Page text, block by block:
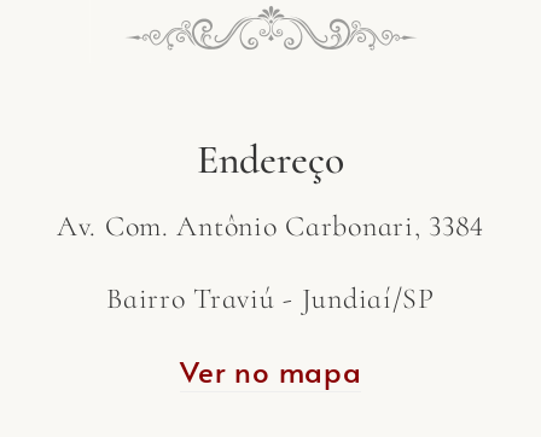
Endereço
Av. Com. Antônio Carbonari, 3384
Bairro Traviú - Jundiaí/SP
Ver no mapa